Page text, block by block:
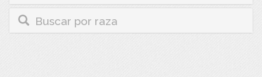
Buscar por raza